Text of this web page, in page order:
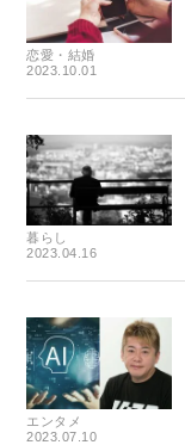
恋愛・結婚
2023.10.01
暮らし
2023.04.16
エンタメ
2023.07.10